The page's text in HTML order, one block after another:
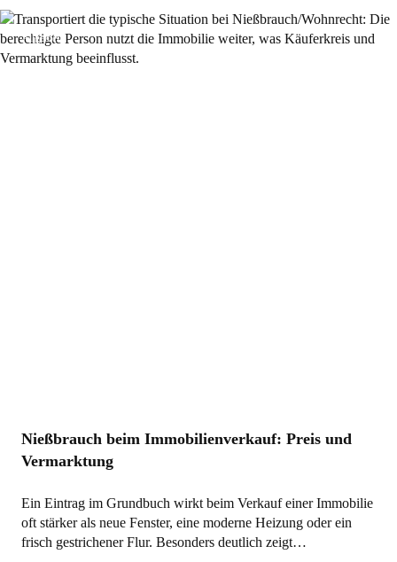
Allgemein
Nießbrauch beim Immobilienverkauf: Preis und
Vermarktung
Ein Eintrag im Grundbuch wirkt beim Verkauf einer Immobilie
oft stärker als neue Fenster, eine moderne Heizung oder ein
frisch gestrichener Flur. Besonders deutlich zeigt…